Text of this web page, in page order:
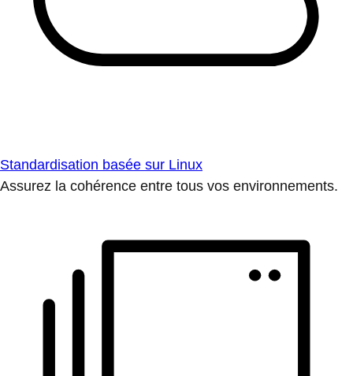
Standardisation basée sur Linux
Assurez la cohérence entre tous vos environnements.